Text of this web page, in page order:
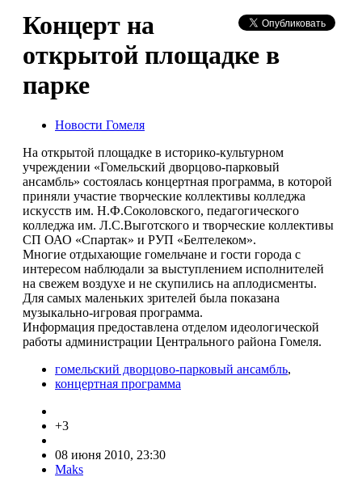
Концерт на
открытой площадке в
парке
Новости Гомеля
На открытой площадке в историко-культурном
учреждении «Гомельский дворцово-парковый
ансамбль» состоялась концертная программа, в которой
приняли участие творческие коллективы колледжа
искусств им. Н.Ф.Соколовского, педагогического
колледжа им. Л.С.Выготского и творческие коллективы
СП ОАО «Спартак» и РУП «Белтелеком».
Многие отдыхающие гомельчане и гости города с
интересом наблюдали за выступлением исполнителей
на свежем воздухе и не скупились на аплодисменты.
Для самых маленьких зрителей была показана
музыкально-игровая программа.
Информация предоставлена отделом идеологической
работы администрации Центрального района Гомеля.
гомельский дворцово-парковый ансамбль,
концертная программа
+3
08 июня 2010, 23:30
Maks